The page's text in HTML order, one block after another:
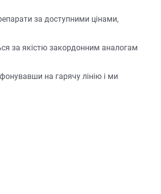
за доступними цінами,
за якістю закордонним аналогам
на гарячу лінію і ми